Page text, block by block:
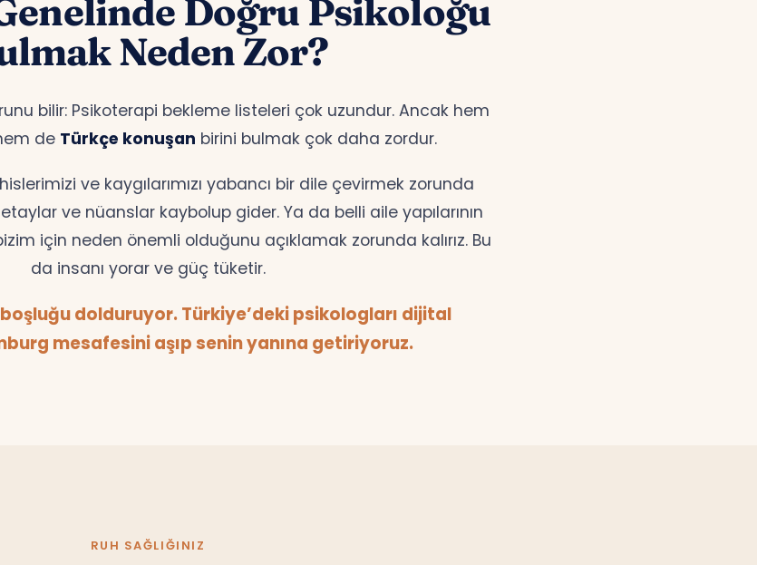
Doğru Psikoloğu
Neden Zor?
bilir: Psikoterapi bekleme listeleri çok uzundur. Ancak hem
de Türkçe konuşan birini bulmak çok daha zordur.
ve kaygılarımızı yabancı bir dile çevirmek zorunda
ve nüanslar kaybolup gider. Ya da belli aile yapılarının
için neden önemli olduğunu açıklamak zorunda kalırız. Bu
da insanı yorar ve güç tüketir.
dolduruyor. Türkiye’deki psikologları dijital
mesafesini aşıp senin yanına getiriyoruz.
RUH SAĞLIĞINIZ